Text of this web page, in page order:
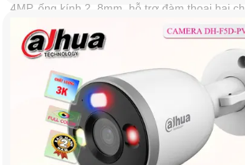
4MP, ống kính 2. 8mm, hỗ trợ đàm thoại hai
512GB và phát hiện chuyển động thông minh
phương tiện
View: 11849.